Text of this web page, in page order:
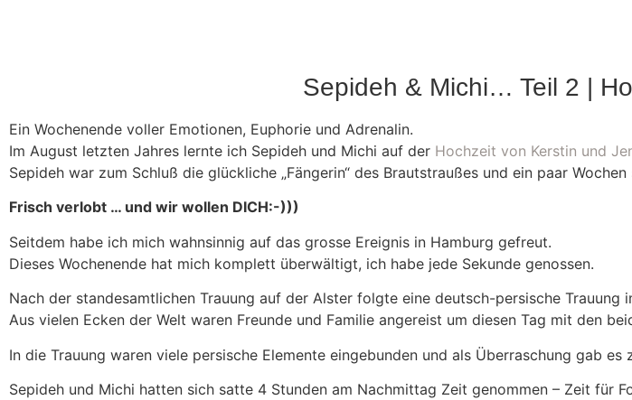
Sepideh & Michi… Teil 2 |
Ein Wochenende voller Emotionen, Euphorie und Adrenalin.
Im August letzten Jahres lernte ich Sepideh und Michi auf der Hochzeit von Kerstin und
Sepideh war zum Schluß die glückliche „Fängerin“ des Brautstraußes und ein paar
Frisch verlobt … und wir wollen DICH:-)))
Seitdem habe ich mich wahnsinnig auf das grosse Ereignis in Hamburg gefreut.
Dieses Wochenende hat mich komplett überwältigt, ich habe jede Sekunde genossen.
Nach der standesamtlichen Trauung auf der Alster folgte eine deutsch-persische Trauung
Aus vielen Ecken der Welt waren Freunde und Familie angereist um diesen Tag mit den
In die Trauung waren viele persische Elemente eingebunden und als Überraschung gab
Sepideh und Michi hatten sich satte 4 Stunden am Nachmittag Zeit genommen – Zeit für